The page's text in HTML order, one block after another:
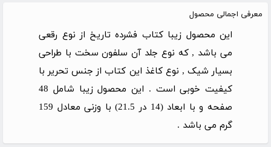
معرفی اجمالی محصول
این محصول زیبا کتاب فشرده تاریخ از نوع رقعی
می باشد , که نوع جلد آن سلفون سخت با طراحی
بسیار شیک , نوع کاغذ این کتاب از جنس تحریر با
کیفیت خوبی است . این محصول زیبا شامل 48
صفحه و با ابعاد (14 در 21.5) با وزنی معادل 159
گرم می باشد .